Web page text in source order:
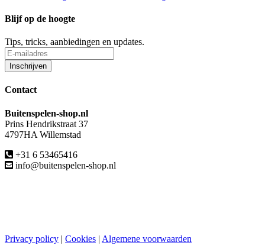
Blijf op de hoogte
Tips, tricks, aanbiedingen en updates.
Contact
Buitenspelen-shop.nl
Prins Hendrikstraat 37
4797HA Willemstad
+31 6 53465416
info@buitenspelen-shop.nl
Privacy policy | Cookies | Algemene voorwaarden